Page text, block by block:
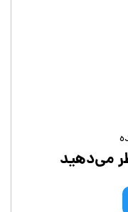
می‌دهید